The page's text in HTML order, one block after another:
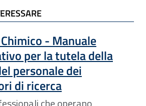
- Manuale
per la tutela della
personale dei
di ricerca